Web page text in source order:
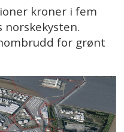
kroner i fem
for grønt